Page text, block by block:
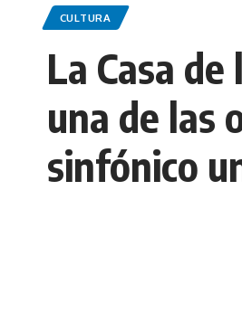
CULTURA
La Casa
una de las
sinfónico